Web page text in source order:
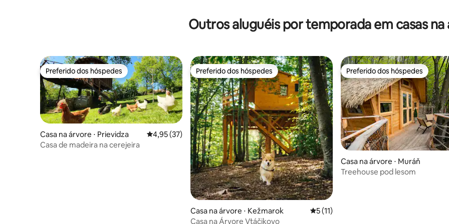
Outros aluguéis por temporada em casas na
Preferido dos hóspedes
Preferido dos hóspedes
Casa na árvore ⋅ Prievidza 4,95 de uma avaliação média de 5, 37 avaliações
4,95 (37)
Casa de madeira na cerejeira
Preferido dos hóspedes
Preferido dos hóspedes
Casa na árvore ⋅ Kežmarok 5 de uma avaliação média de 5, 11
5 (11)
Casa na Árvore Vtáčikovo
Preferido dos hóspedes
Preferido dos hóspedes
Casa na árvore ⋅ Muráň
Treehouse pod lesom